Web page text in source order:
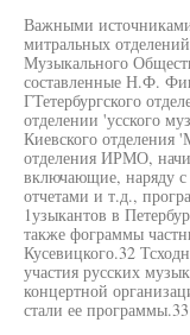
Важными
митральных
Музыкального
составленные Н.Ф.
ГТетербургского
отделении 'усского
Киевского отделения
отделения ИРМО,
включающие, наряду
отчетами и т.д.,
1узыкантов в
также фограммы
Кусевицкого.32
участия русских
концертной
стали ее программы.33